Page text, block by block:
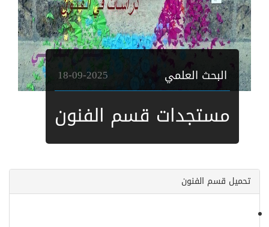
البحث العلمي 18-09-2025
مستجدات قسم الفنون
تحميل قسم الفنون